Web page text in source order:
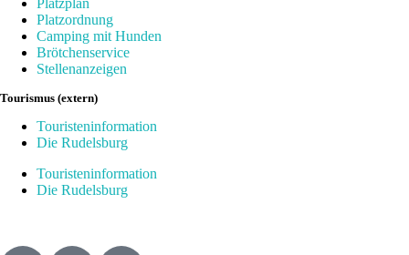
Platzordnung
Camping mit Hunden
Brötchenservice
Stellenanzeigen
Tourismus (extern)
Touristeninformation
Die Rudelsburg
Touristeninformation
Die Rudelsburg